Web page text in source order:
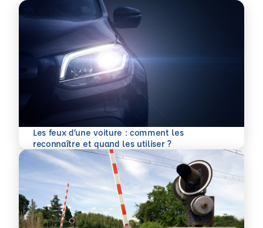
Les feux d’une voiture : comment les
reconnaître et quand les utiliser ?
En savoir plus